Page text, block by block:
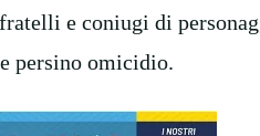
e coniugi di
persino omicidio.